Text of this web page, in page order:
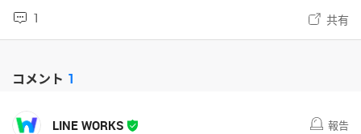
1 共有
コメント 1
LINE WORKS 報告